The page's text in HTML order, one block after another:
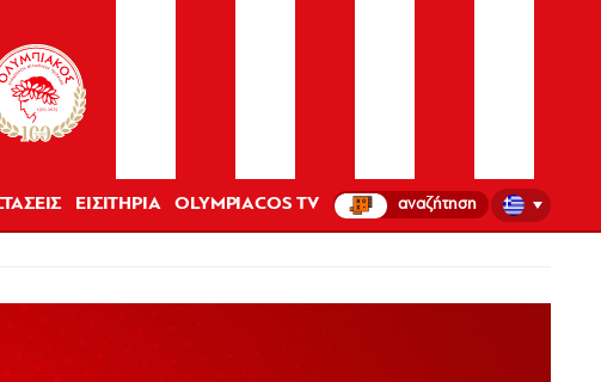
ΕΙΣΙΤΗΡΙΑ OLYMPIACOS TV